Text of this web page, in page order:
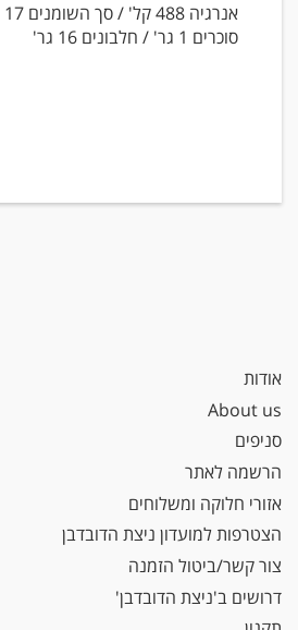
סוכרים 1 גר' / חלבונים 16 גר'
אודות
About us
סניפים
הרשמה לאתר
אזורי חלוקה ומשלוחים
הצטרפות למועדון ניצת הדובדבן
צור קשר/ביטול הזמנה
דרושים ב'ניצת הדובדבן'